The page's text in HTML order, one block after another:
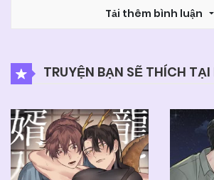
Tải thêm bình luận
TRUYỆN BẠN SẼ THÍCH TẠI